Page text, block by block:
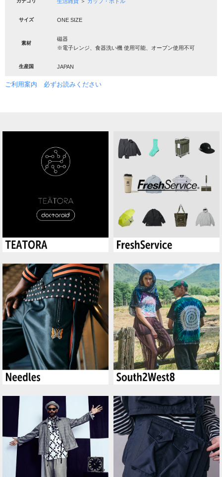
サイズ ONE SIZE
素材
磁器
※電子レンジ、食器洗い機 使用可能、オーブン使用不可
生産国 JAPAN
ご利用案内 必ずお読みください